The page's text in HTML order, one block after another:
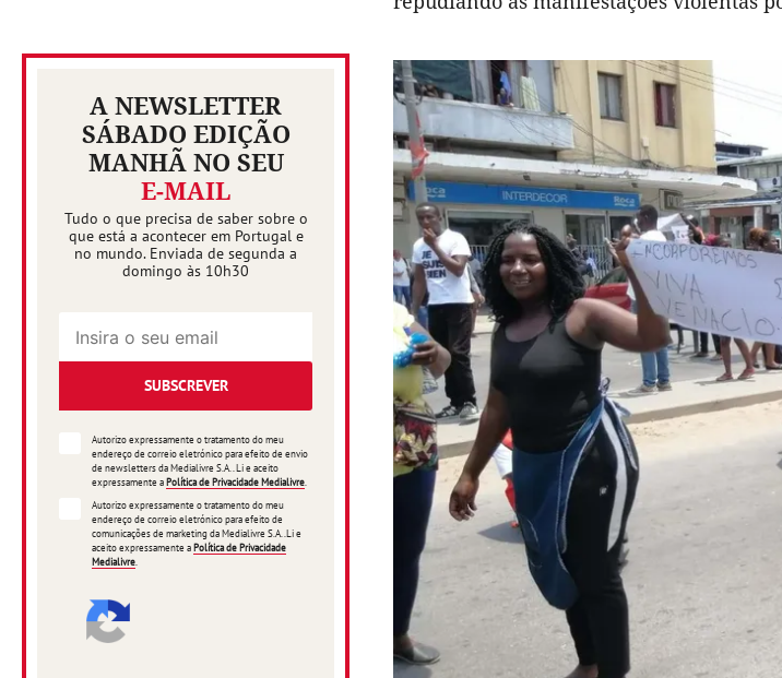
A NEWSLETTER
SÁBADO EDIÇÃO
MANHÃ NO SEU
E-MAIL
Tudo o que precisa de saber sobre o
que está a acontecer em Portugal e
no mundo. Enviada de segunda a
domingo às 10h30
SUBSCREVER
Autorizo expressamente o tratamento do meu
endereço de correio eletrónico para efeito de envio
de newsletters da Medialivre S.A.. Li e aceito
expressamente aPolítica de Privacidade Medialivre
Autorizo expressamente o tratamento do meu
endereço de correio eletrónico para efeito de
comunicações de marketing da Medialivre S.A..Li e
aceito expressamente aPolítica de Privacidade
Medialivre